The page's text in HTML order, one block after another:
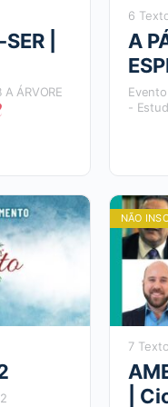
|
A ÁRVORE
6
A
Evento
-
NÃO
7
|